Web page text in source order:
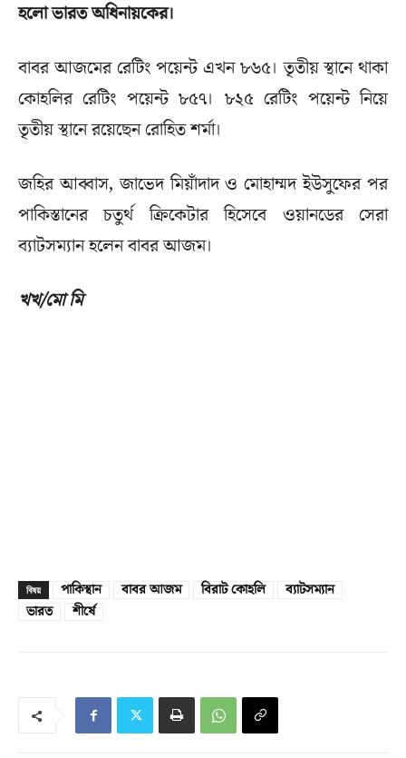
হলো ভারত অধিনায়কের।
বাবর আজমের রেটিং পয়েন্ট এখন ৮৬৫। তৃতীয় স্থানে থাকা
কোহলির রেটিং পয়েন্ট ৮৫৭। ৮২৫ রেটিং পয়েন্ট নিয়ে
তৃতীয় স্থানে রয়েছেন রোহিত শর্মা।
জহির আব্বাস, জাভেদ মিয়াঁদাদ ও মোহাম্মদ ইউসুফের পর
পাকিস্তানের চতুর্থ ক্রিকেটার হিসেবে ওয়ানডের সেরা
ব্যাটসম্যান হলেন বাবর আজম।
খখ/মো মি
বিষয় পাকিস্থান বাবর আজম বিরাট কোহলি
ব্যাটসম্যান
ভারত
শীর্ষে